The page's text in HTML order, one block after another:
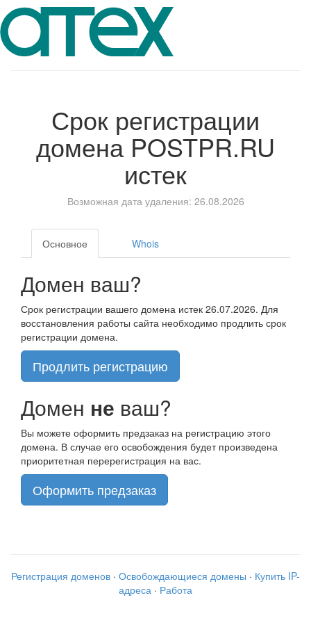
Срок регистрации
домена POSTPR.RU
истек
Возможная дата удаления: 26.08.2026
Основное Whois
Домен ваш?
Срок регистрации вашего домена истек 26.07.2026. Для
восстановления работы сайта необходимо продлить срок
регистрации домена.
Продлить регистрацию
Домен не ваш?
Вы можете оформить предзаказ на регистрацию этого
домена. В случае его освобождения будет произведена
приоритетная перерегистрация на вас.
Оформить предзаказ
Регистрация доменов · Освобождающиеся домены · Купить IP-
адреса · Работа